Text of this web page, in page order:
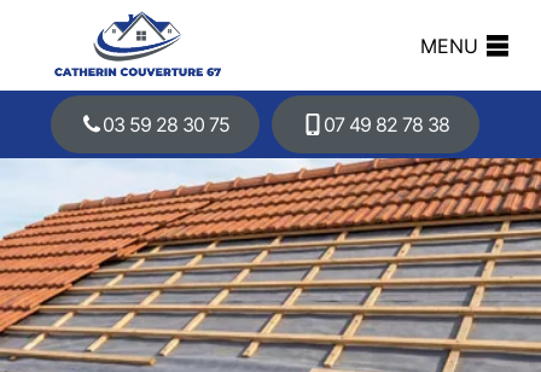
MENU
03 59 28 30 75 07 49 82 78 38